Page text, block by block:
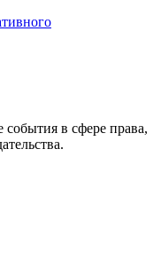
события в сфере права,